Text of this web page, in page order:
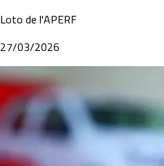
Loto de l'APERF
27/03/2026